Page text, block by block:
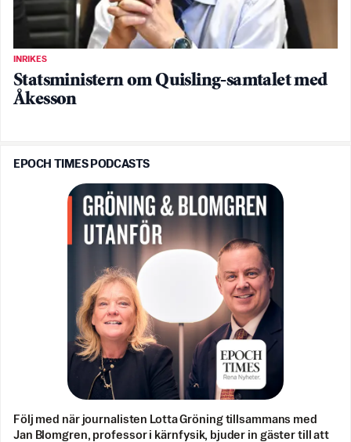
INRIKES
Statsministern om Quisling-samtalet med
Åkesson
EPOCH TIMES PODCASTS
Följ med när journalisten Lotta Gröning tillsammans med
Jan Blomgren, professor i kärnfysik, bjuder in gäster till att